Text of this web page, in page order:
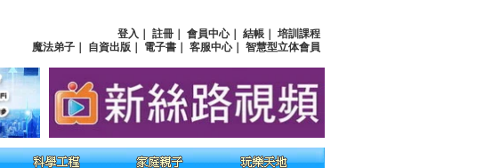
登入 註冊 會員中心｜ 結帳
培訓課程
魔法弟子
自資出版 電子書 客服中心｜ 智慧型立体會員